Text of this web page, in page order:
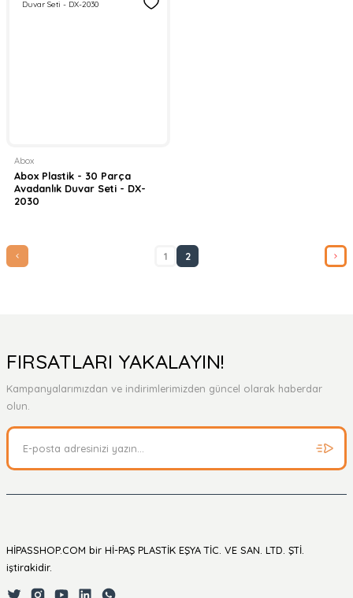
Abox
Abox Plastik - 30 Parça
Avadanlık Duvar Seti - DX-
2030
1 2
FIRSATLARI YAKALAYIN!
Kampanyalarımızdan ve indirimlerimizden güncel olarak haberdar
olun.
HİPASSHOP.COM bir Hİ-PAŞ PLASTİK EŞYA TİC. VE SAN. LTD. ŞTİ.
iştirakidir.